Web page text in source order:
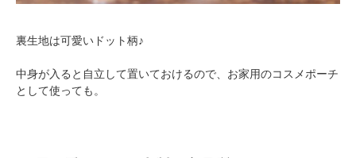
裏生地は可愛いドット柄♪
中身が入ると自立して置いておけるので、お家用のコスメポーチ
として使っても。